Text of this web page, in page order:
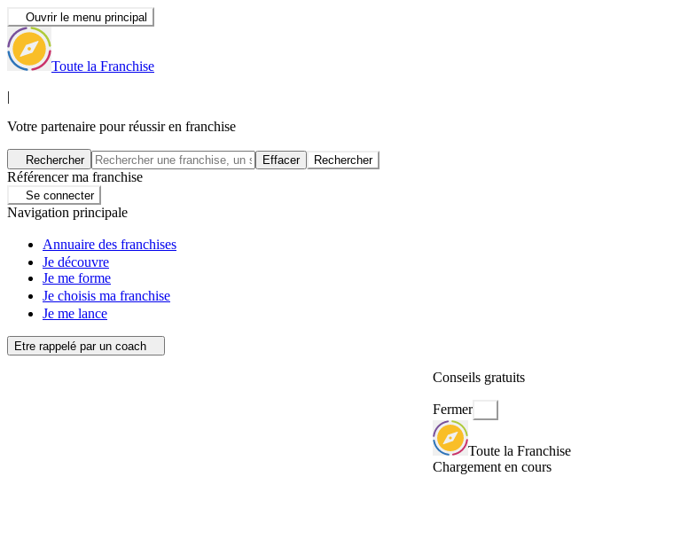
Ouvrir le menu principal
Toute la Franchise
|
Votre partenaire pour réussir en franchise
Rechercher Effacer Rechercher
Référencer ma franchise
Se connecter
Navigation principale
Annuaire des franchises
Je découvre
Je me forme
Je choisis ma franchise
Je me lance
Etre rappelé par un coach
Conseils gratuits
Fermer
Toute la Franchise
Chargement en cours